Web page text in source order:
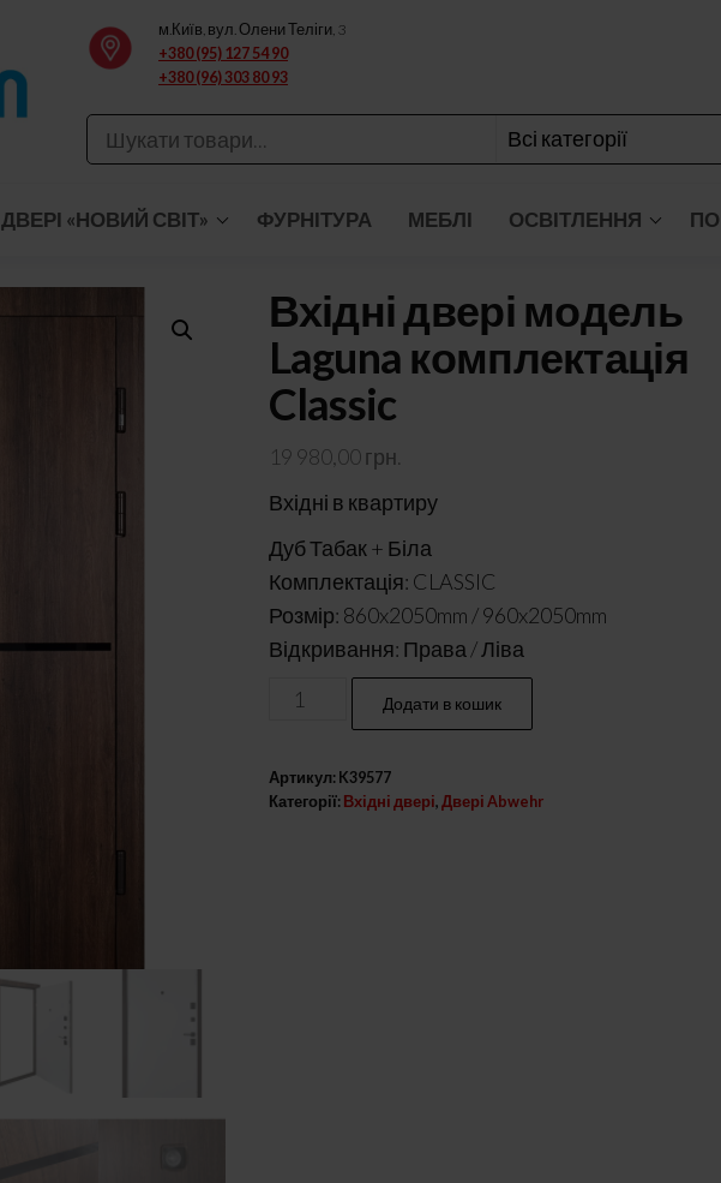
м.Київ, вул. Олени Теліги, 3
+380 (95) 127 54 90
+380 (96) 303 80 93
ДВЕРІ «НОВИЙ СВІТ» ФУРНІТУРА МЕБЛІ ОСВІТЛЕННЯ
Вхідні двері модель
Laguna комплектація
Classic
19 980,00грн.
Вхідні в квартиру
Дуб Табак + Біла
Комплектація: CLASSIC
Розмір: 860x2050mm / 960x2050mm
Відкривання: Права / Ліва
Вхідні
Laguna
Додати в кошик
Артикул: K39577
Категорії: Вхідні двері, Двері Abwehr